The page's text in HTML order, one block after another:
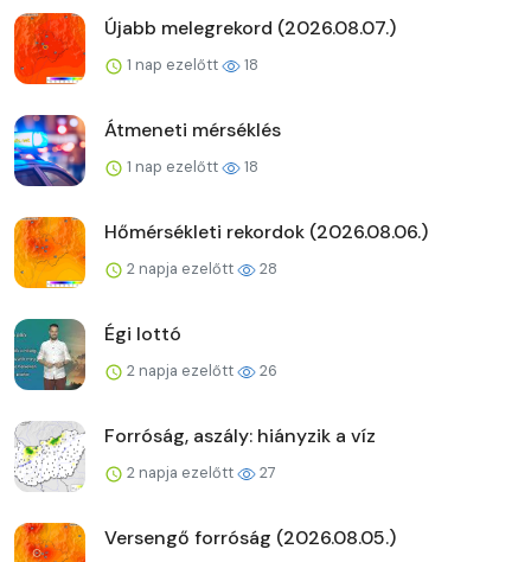
Újabb melegrekord (2026.08.07.)
1 nap ezelőtt 18
Átmeneti mérséklés
1 nap ezelőtt 18
Hőmérsékleti rekordok (2026.08.06.)
2 napja ezelőtt 28
Égi lottó
2 napja ezelőtt 26
Forróság, aszály: hiányzik a víz
2 napja ezelőtt 27
Versengő forróság (2026.08.05.)